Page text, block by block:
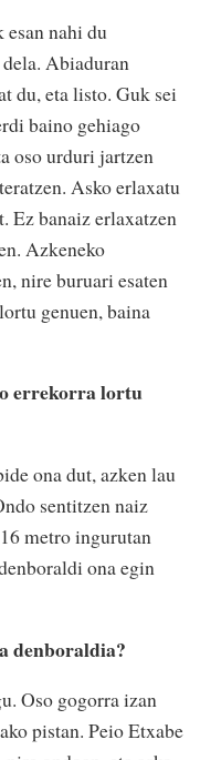
nahi du
Abiaduran
du, eta listo. Guk sei
baino gehiago
oso urduri jartzen
Asko erlaxatu
Ez banaiz erlaxatzen
Azkeneko
nire buruari esaten
genuen, baina
errekorra lortu
ona dut, azken lau
sentitzen naiz
metro ingurutan
ona egin
denboraldia?
Oso gogorra izan
pistan. Peio Etxabe